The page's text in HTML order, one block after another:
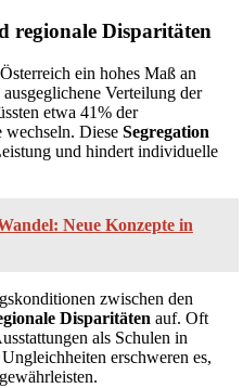
regionale Disparitäten
ein hohes Maß an
Verteilung der
etwa 41% der
wechseln. Diese Segregation
und hindert individuelle
Neue Konzepte in
zwischen den
Disparitäten auf. Oft
als Schulen in
erschweren es,